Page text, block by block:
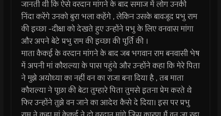
जानती थी कि ऐसे वरदान मांगने के बाद समाज में लोग उनकी
निंदा करेंगे उनको बुरा भला कहेंगे , लेकिन उसके बावजूद प्रभु राम
की इच्छा -दीक्षा को देखते हुए उन्होंने प्रभु के लिए वनवास मांगा
और अपने बेटे प्रभु राम की इच्छा की पूर्ति की ।
माता कैकई के वरदान मांगने के बाद जब भगवान राम बनवासी भेष
में अपनी मां कौशल्या के पास पहुंचे और उन्होंने कहा कि मेरे पिता
ने मुझे अयोध्या का नहीं वन का राजा बना दिया है , तब माता
कौशल्या ने पूछा की बेटा तुम्हारे पिता तुमसे इतना प्रेम करते थे
फिर उन्होंने तुझे वन जाने का आदेश कैसे दे दिया। इस पर प्रभु